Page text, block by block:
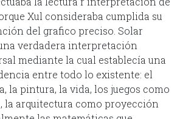
Xul consideraba cumplida su
del grafico preciso. Solar
verdadera interpretación
mediante la cual establecía una
entre todo lo existente: el
la pintura, la vida, los juegos como
la arquitectura como proyección